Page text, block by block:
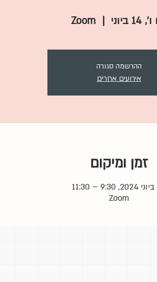
ביוני
  |
Zoom
ההרשמה סגורה
אירועים אחרים
זמן ומיקום
Zoom